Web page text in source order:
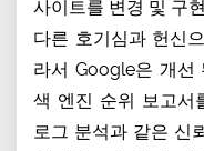
사이트를 변경 및 구
다른 호기심과 헌신
라서 Google은 개선
색 엔진 순위 보고서
로그 분석과 같은 신